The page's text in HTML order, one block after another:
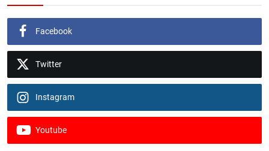
Facebook
Twitter
Instagram
Youtube